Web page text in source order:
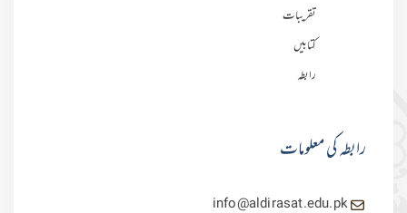
تقریبات
کتابیں
رابطہ
رابطہ کی معلومات
info@aldirasat.edu.pk